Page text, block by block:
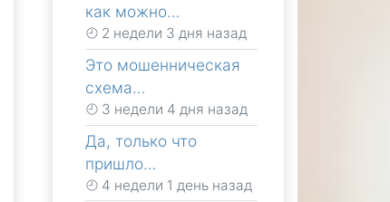
как можно…
2 недели 3 дня назад
Это мошенническая
схема…
3 недели 4 дня назад
Да, только что
пришло…
4 недели 1 день назад